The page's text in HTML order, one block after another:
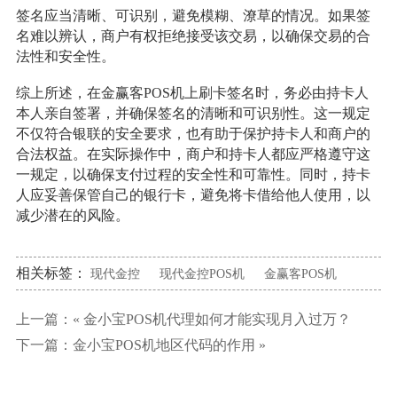
签名应当清晰、可识别，避免模糊、潦草的情况。如果签
名难以辨认，商户有权拒绝接受该交易，以确保交易的合
法性和安全性。
综上所述，在金赢客POS机上刷卡签名时，务必由持卡人
本人亲自签署，并确保签名的清晰和可识别性。这一规定
不仅符合银联的安全要求，也有助于保护持卡人和商户的
合法权益。在实际操作中，商户和持卡人都应严格遵守这
一规定，以确保支付过程的安全性和可靠性。同时，持卡
人应妥善保管自己的银行卡，避免将卡借给他人使用，以
减少潜在的风险。
相关标签： 现代金控 现代金控POS机 金赢客POS机
上一篇：« 金小宝POS机代理如何才能实现月入过万？
下一篇： 金小宝POS机地区代码的作用 »